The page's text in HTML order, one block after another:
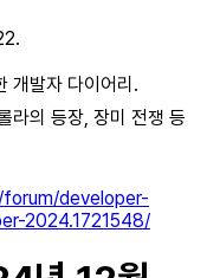
개발자 다이어리.
라의 등장, 장미 전쟁 등
developer-
2024.1721548/